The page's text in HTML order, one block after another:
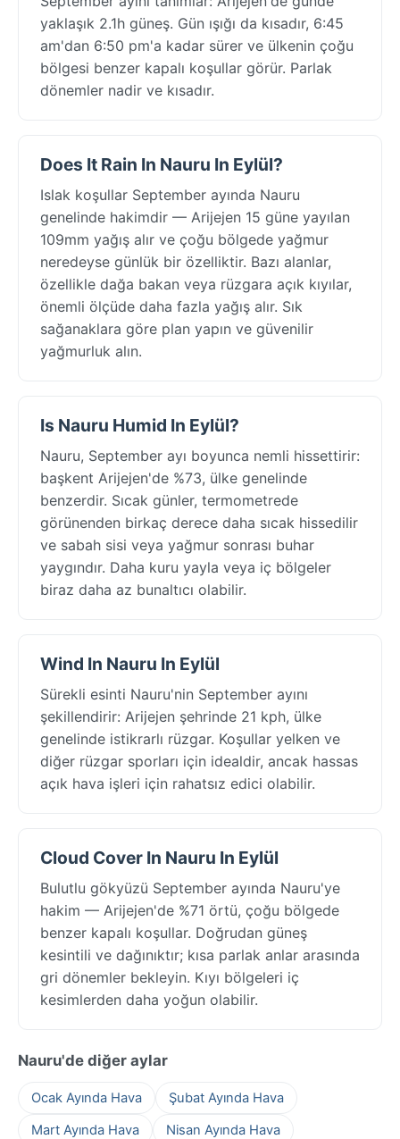
yaklaşık 2.1h güneş. Gün ışığı da kısadır, 6:45
am'dan 6:50 pm'a kadar sürer ve ülkenin çoğu
bölgesi benzer kapalı koşullar görür. Parlak
dönemler nadir ve kısadır.
Does It Rain In Nauru In Eylül?
Islak koşullar September ayında Nauru
genelinde hakimdir — Arijejen 15 güne yayılan
109mm yağış alır ve çoğu bölgede yağmur
neredeyse günlük bir özelliktir. Bazı alanlar,
özellikle dağa bakan veya rüzgara açık kıyılar,
önemli ölçüde daha fazla yağış alır. Sık
sağanaklara göre plan yapın ve güvenilir
yağmurluk alın.
Is Nauru Humid In Eylül?
Nauru, September ayı boyunca nemli hissettirir:
başkent Arijejen'de %73, ülke genelinde
benzerdir. Sıcak günler, termometrede
görünenden birkaç derece daha sıcak hissedilir
ve sabah sisi veya yağmur sonrası buhar
yaygındır. Daha kuru yayla veya iç bölgeler
biraz daha az bunaltıcı olabilir.
Wind In Nauru In Eylül
Sürekli esinti Nauru'nin September ayını
şekillendirir: Arijejen şehrinde 21 kph, ülke
genelinde istikrarlı rüzgar. Koşullar yelken ve
diğer rüzgar sporları için idealdir, ancak hassas
açık hava işleri için rahatsız edici olabilir.
Cloud Cover In Nauru In Eylül
Bulutlu gökyüzü September ayında Nauru'ye
hakim — Arijejen'de %71 örtü, çoğu bölgede
benzer kapalı koşullar. Doğrudan güneş
kesintili ve dağınıktır; kısa parlak anlar arasında
gri dönemler bekleyin. Kıyı bölgeleri iç
kesimlerden daha yoğun olabilir.
Nauru'de diğer aylar
Ocak Ayında Hava
Şubat Ayında Hava
Mart Ayında Hava
Nisan Ayında Hava